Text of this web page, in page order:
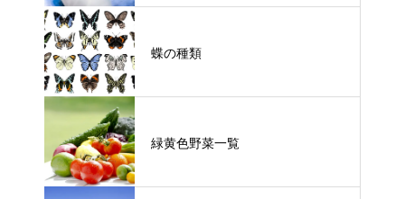
蝶の種類
緑黄色野菜一覧